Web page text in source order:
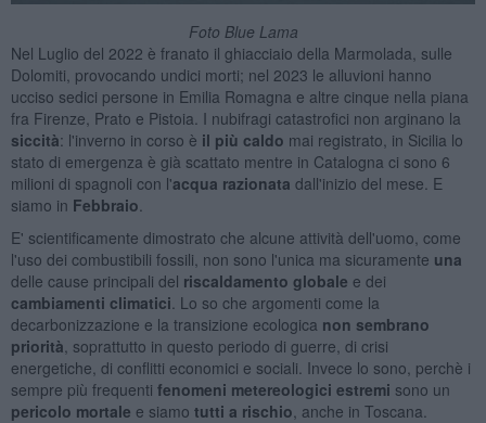
Foto Blue Lama
Nel Luglio del 2022 è franato il ghiacciaio della Marmolada, sulle
Dolomiti, provocando undici morti; nel 2023 le alluvioni hanno
ucciso sedici persone in Emilia Romagna e altre cinque nella piana
fra Firenze, Prato e Pistoia. I nubifragi catastrofici non arginano la
siccità: l'inverno in corso è il più caldo mai registrato, in Sicilia lo
stato di emergenza è già scattato mentre in Catalogna ci sono 6
milioni di spagnoli con l'acqua razionata dall'inizio del mese. E
siamo in Febbraio
E' scientificamente dimostrato che alcune attività dell'uomo, come
l'uso dei combustibili fossili, non sono l'unica ma sicuramente una
delle cause principali del riscaldamento globale e dei
cambiamenti climatici . Lo so che argomenti come la
decarbonizzazione e la transizione ecologica non sembrano
priorità , soprattutto in questo periodo di guerre, di crisi
energetiche, di conflitti economici e sociali. Invece lo sono, perchè i
sempre più frequenti fenomeni metereologici estremi sono un
pericolo mortale e siamo tutti a rischio , anche in Toscana.